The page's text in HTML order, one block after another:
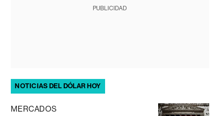
PUBLICIDAD
NOTICIAS DEL DÓLAR HOY
MERCADOS